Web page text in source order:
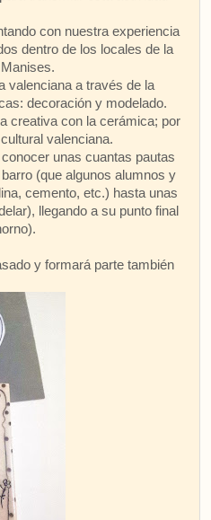
con nuestra experiencia
dentro de los locales de la
valenciana a través de la
decoración y modelado.
creativa con la cerámica; por
valenciana.
unas cuantas pautas
(que algunos alumnos y
cemento, etc.) hasta unas
llegando a su punto final
y formará parte también